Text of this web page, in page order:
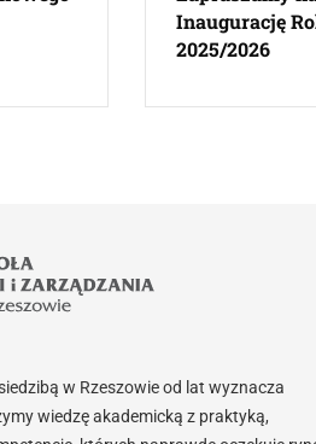
Inaugurację
2025/2026
w Rzeszowie od lat wyznacza
wiedzę akademicką z praktyką,